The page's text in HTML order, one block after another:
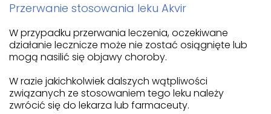
Przerwanie stosowania leku Akvir
W przypadku przerwania leczenia, oczekiwane
działanie lecznicze może nie zostać osiągnięte lub
mogą nasilić się objawy choroby.
W razie jakichkolwiek dalszych wątpliwości
związanych ze stosowaniem tego leku należy
zwrócić się do lekarza lub farmaceuty.